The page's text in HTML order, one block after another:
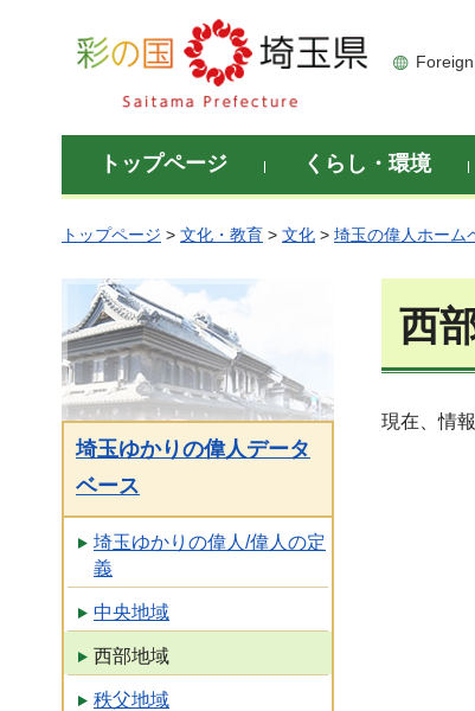
彩の国 埼玉県
トップページ くらし・環境
トップページ > 文化・教育 > 文化 > 埼玉の偉人ホーム
埼玉ゆかりの偉人データ
ベース
埼玉ゆかりの偉人/偉人の定
義
中央地域
西部地域
秩父地域
西
現在、情